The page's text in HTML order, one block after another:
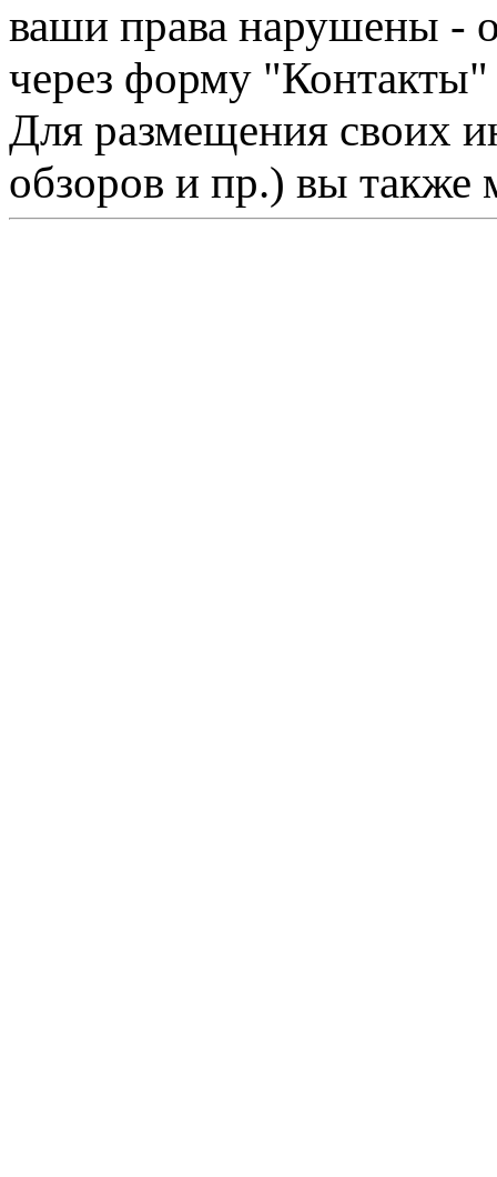
ваши права нарушены -
через форму "Контакты"
Для размещения своих
обзоров и пр.) вы также